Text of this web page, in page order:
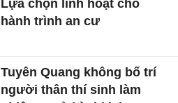
Lựa chọn linh hoạt cho
hành trình an cư
Tuyên Quang không bố trí
người thân thí sinh làm